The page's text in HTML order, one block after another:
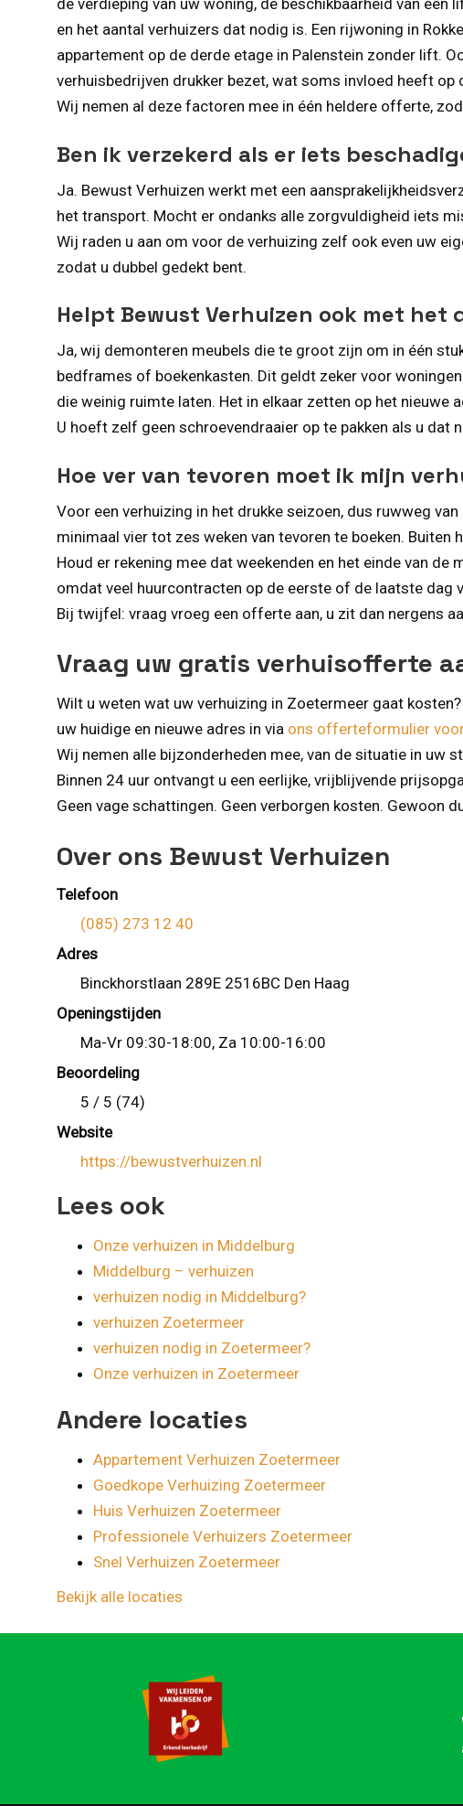
de verdieping van uw woning, de beschikbaarheid van
en het aantal verhuizers dat nodig is. Een rijwoning in
appartement op de derde etage in Palenstein zonder lift.
verhuisbedrijven drukker bezet, wat soms invloed heeft op
Wij nemen al deze factoren mee in één heldere offerte,
Ben ik verzekerd als er iets
Ja. Bewust Verhuizen werkt met een
het transport. Mocht er ondanks alle zorgvuldigheid iets
Wij raden u aan om voor de verhuizing zelf ook even uw
zodat u dubbel gedekt bent.
Helpt Bewust Verhuizen ook met het
Ja, wij demonteren meubels die te groot zijn om in één
bedframes of boekenkasten. Dit geldt zeker voor
die weinig ruimte laten. Het in elkaar zetten op het nieuwe
U hoeft zelf geen schroevendraaier op te pakken als u dat
Hoe ver van tevoren moet ik mijn
Voor een verhuizing in het drukke seizoen, dus ruwweg
minimaal vier tot zes weken van tevoren te boeken.
Houd er rekening mee dat weekenden en het einde van de
omdat veel huurcontracten op de eerste of de laatste dag
Bij twijfel: vraag vroeg een offerte aan, u zit dan nergens
Vraag uw gratis verhuisofferte
Wilt u weten wat uw verhuizing in Zoetermeer gaat
uw huidige en nieuwe adres in via ons offerteformulier
Wij nemen alle bijzonderheden mee, van de situatie in uw
Binnen 24 uur ontvangt u een eerlijke, vrijblijvende
Geen vage schattingen. Geen verborgen kosten. Gewoon
Over ons Bewust Verhuizen
Telefoon
(085) 273 12 40
Adres
Binckhorstlaan 289E 2516BC Den Haag
Openingstijden
Ma-Vr 09:30-18:00, Za 10:00-16:00
Beoordeling
5 / 5 (74)
Website
https://bewustverhuizen.nl
Lees ook
Onze verhuizen in Middelburg
Middelburg – verhuizen
verhuizen nodig in Middelburg?
verhuizen Zoetermeer
verhuizen nodig in Zoetermeer?
Onze verhuizen in Zoetermeer
Andere locaties
Appartement Verhuizen Zoetermeer
Goedkope Verhuizing Zoetermeer
Huis Verhuizen Zoetermeer
Professionele Verhuizers Zoetermeer
Snel Verhuizen Zoetermeer
Bekijk alle locaties